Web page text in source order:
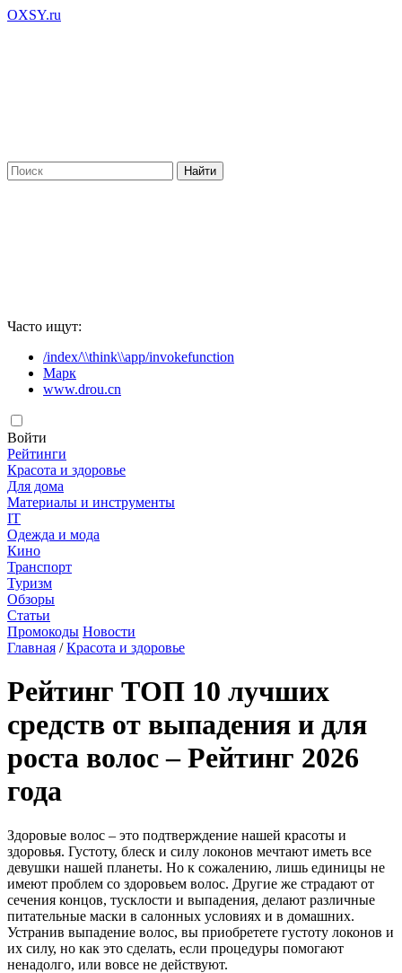
OXSY.ru
Часто ищут:
/index/\\think\\app/invokefunction
Марк
www.drou.cn
Войти
Рейтинги
Красота и здоровье
Для дома
Материалы и инструменты
IT
Одежда и мода
Кино
Транспорт
Туризм
Обзоры
Статьи
Промокоды Новости
Главная /Красота и здоровье
Рейтинг ТОП 10 лучших
средств от выпадения и для
роста волос – Рейтинг 2026
года
Здоровые волос – это подтверждение нашей красоты и
здоровья. Густоту, блеск и силу локонов мечтают иметь все
девушки нашей планеты. Но к сожалению, лишь единицы не
имеют проблем со здоровьем волос. Другие же страдают от
сечения концов, тусклости и выпадения, делают различные
питательные маски в салонных условиях и в домашних.
Устранив выпадение волос, вы приобретете густоту локонов и
их силу, но как это сделать, если процедуры помогают
ненадолго, или вовсе не действуют.